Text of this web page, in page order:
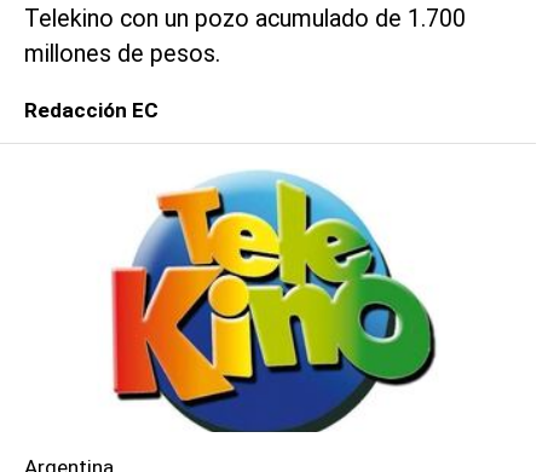
Telekino con un pozo acumulado de 1.700
millones de pesos.
Redacción EC
Argentina